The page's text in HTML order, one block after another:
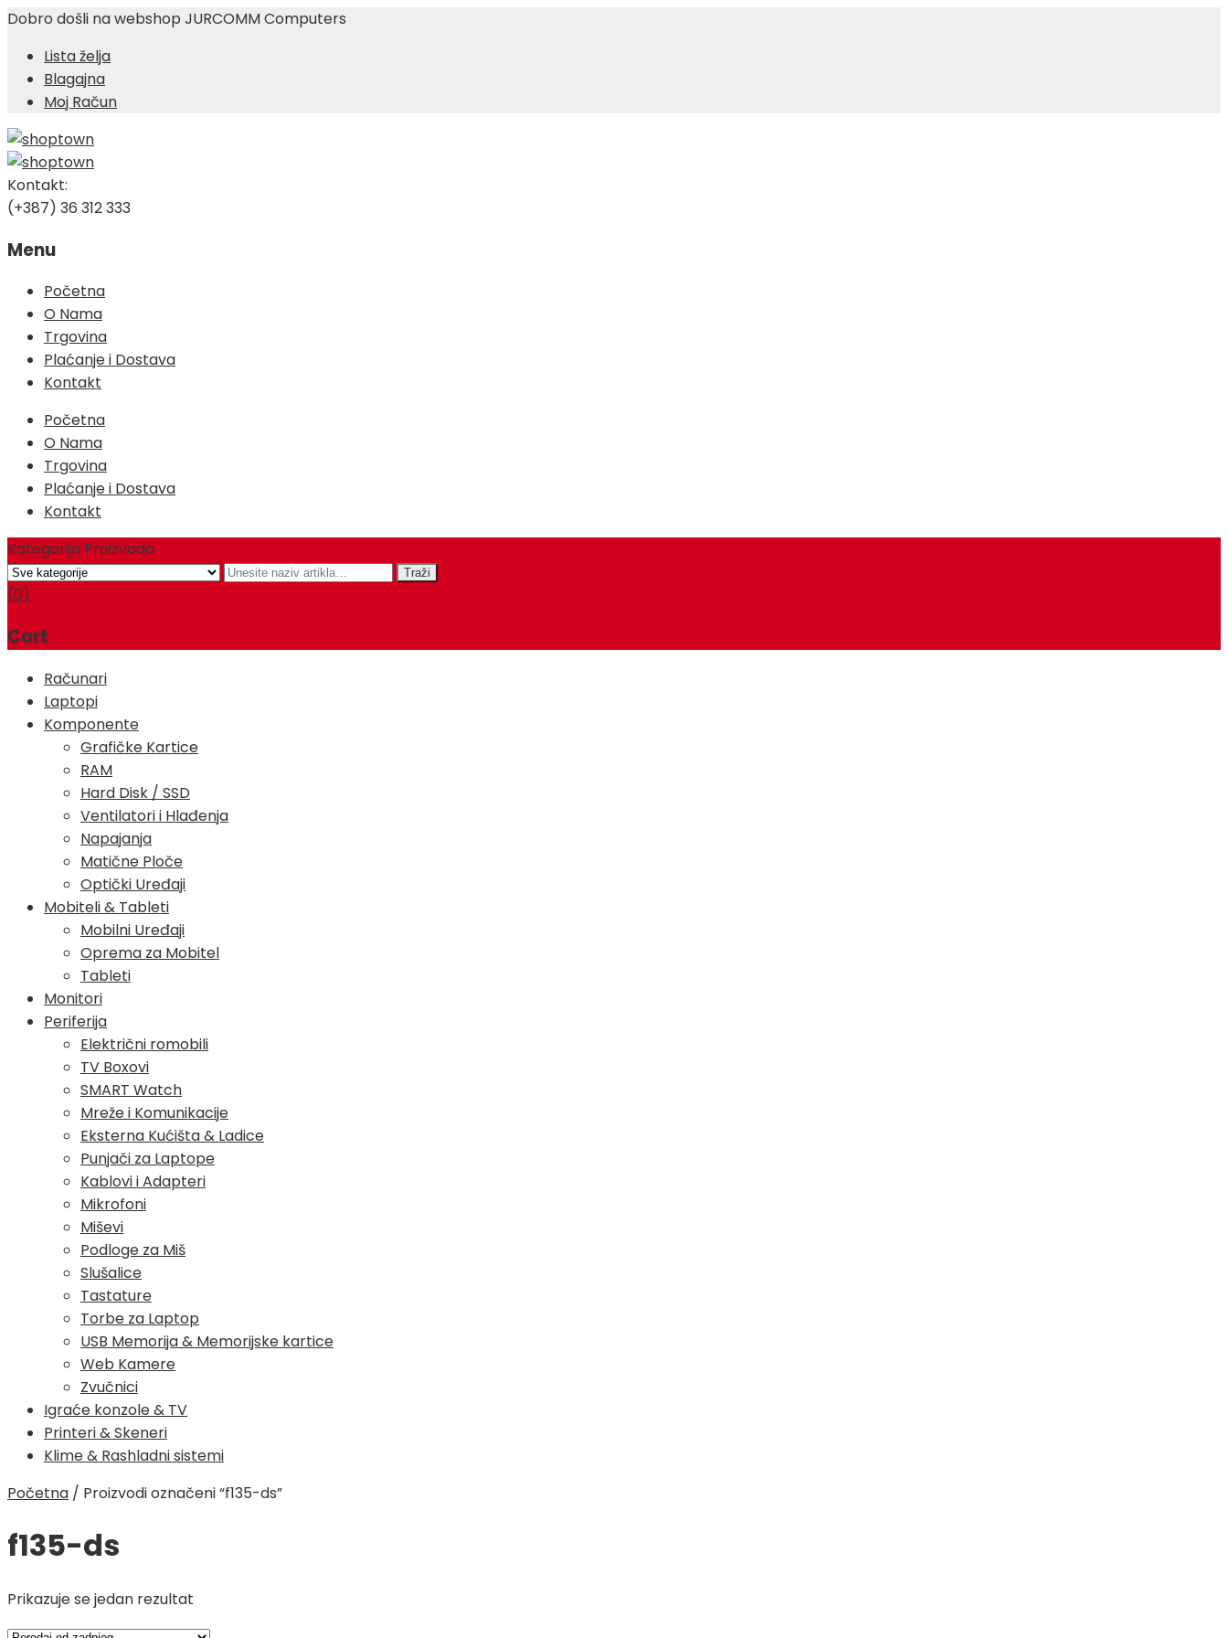
Dobro došli na webshop JURCOMM Computers
Lista želja
Blagajna
Moj Račun
Kontakt:
(+387) 36 312 333
Menu
Skip
content
Početna
O Nama
Trgovina
Plaćanje i Dostava
Kontakt
Početna
O Nama
Trgovina
Plaćanje i Dostava
Kontakt
Kategorija Proizvoda
(0)
Cart
Računari
Laptopi
Komponente
Grafičke Kartice
RAM
Hard Disk / SSD
Ventilatori i Hlađenja
Napajanja
Matične Ploče
Optički Uređaji
Mobiteli & Tableti
Mobilni Uređaji
Oprema za Mobitel
Tableti
Monitori
Periferija
Električni romobili
TV Boxovi
SMART Watch
Mreže i Komunikacije
Eksterna Kućišta & Ladice
Punjači za Laptope
Kablovi i Adapteri
Mikrofoni
Miševi
Podloge za Miš
Slušalice
Tastature
Torbe za Laptop
USB Memorija & Memorijske kartice
Web Kamere
Zvučnici
Igraće konzole & TV
Printeri & Skeneri
Klime & Rashladni sistemi
Početna / Proizvodi označeni “f135-ds”
f135-ds
Prikazuje se jedan rezultat